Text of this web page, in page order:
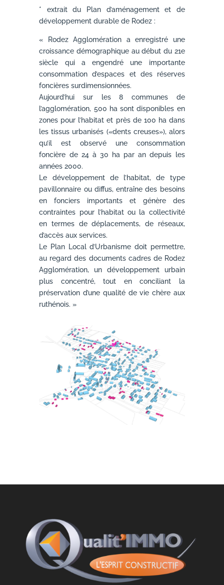
* extrait du Plan d’aménagement et de
développement durable de Rodez :
« Rodez Agglomération a enregistré une
croissance démographique au début du 21e
siècle qui a engendré une importante
consommation d’espaces et des réserves
foncières surdimensionnées.
Aujourd’hui sur les 8 communes de
l’agglomération, 500 ha sont disponibles en
zones pour l’habitat et près de 100 ha dans
les tissus urbanisés («dents creuses»), alors
qu’il est observé une consommation
foncière de 24 à 30 ha par an depuis les
années 2000.
Le développement de l’habitat, de type
pavillonnaire ou diffus, entraîne des besoins
en fonciers importants et génère des
contraintes pour l’habitat ou la collectivité
en termes de déplacements, de réseaux,
d’accès aux services.
Le Plan Local d’Urbanisme doit permettre,
au regard des documents cadres de Rodez
Agglomération, un développement urbain
plus concentré, tout en conciliant la
préservation d’une qualité de vie chère aux
ruthénois. »